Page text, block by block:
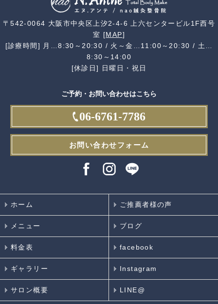
〒542-0064 大阪市中央区上汐2-4-6 上六センタービル1F西号
室 [MAP]
[診療時間] 月…8:30～20:30 / 火～金…11:00～20:30 / 土…
8:30～14:00
[休診日] 日曜日・祝日
ご予約・お問い合わせはこちら
06-6761-7786
お問い合わせフォーム
ホーム ご推薦者様の声
メニュー ブログ
料金表 facebook
ギャラリー Instagram
サロン概要 LINE@